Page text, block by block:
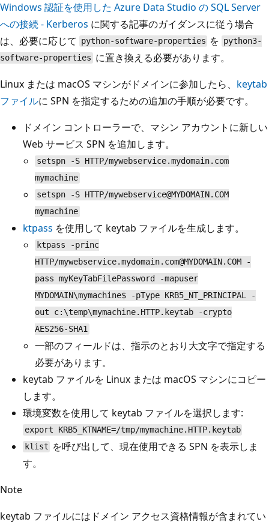
Windows 認証を使用した Azure Data Studio の SQL Server
への接続 - Kerberos に関する記事のガイダンスに従う場合
は、必要に応じて
python-software-properties を python3-
software-properties に置き換える必要があります。
Linux または macOS マシンがドメインに参加したら、 keytab
ファイルに SPN を指定するための追加の手順が必要です。
ドメイン コントローラーで、マシン アカウントに新しい
Web サービス SPN を追加します。
setspn -S HTTP/mywebservice.mydomain.com
mymachine
setspn -S HTTP/mywebservice@MYDOMAIN.COM
mymachine
ktpass を使用して keytab ファイルを生成します。
ktpass -princ
HTTP/mywebservice.mydomain.com@MYDOMAIN.COM -
pass myKeyTabFilePassword -mapuser
MYDOMAIN\mymachine$ -pType KRB5_NT_PRINCIPAL -
out c:\temp\mymachine.HTTP.keytab -crypto
AES256-SHA1
一部のフィールドは、指示のとおり大文字で指定する
必要があります。
keytab ファイルを Linux または macOS マシンにコピー
します。
環境変数を使用して keytab ファイルを選択します:
export KRB5_KTNAME=/tmp/mymachine.HTTP.keytab
klist を呼び出して、現在使用できる SPN を表示しま
す。
Note
keytab ファイルにはドメイン アクセス資格情報が含まれてい